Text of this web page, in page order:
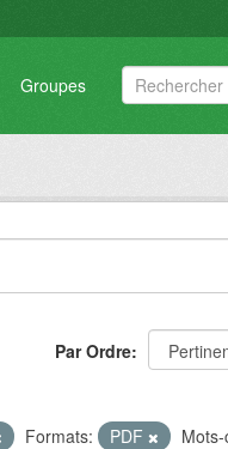
Groupes
Par Ordre
Formats: PDF